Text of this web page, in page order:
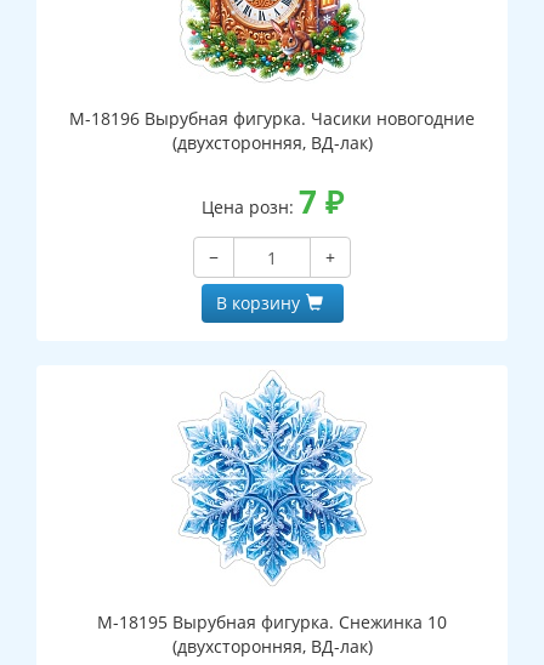
М-18196 Вырубная фигурка. Часики новогодние
(двухсторонняя, ВД-лак)
Цена розн: 7 ₽
−
+
В корзину
М-18195 Вырубная фигурка. Снежинка 10
(двухсторонняя, ВД-лак)